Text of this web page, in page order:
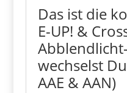
Das ist die
E-UP! &
wechselst
AAE & AAN)